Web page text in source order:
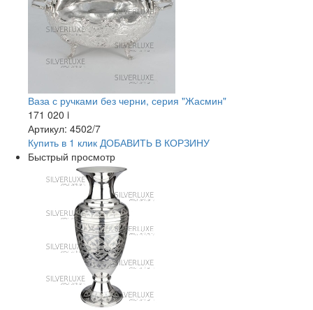
Ваза с ручками без черни, серия "Жасмин"
171 020 i
Артикул: 4502/7
Купить в 1 клик ДОБАВИТЬ В КОРЗИНУ
Быстрый просмотр